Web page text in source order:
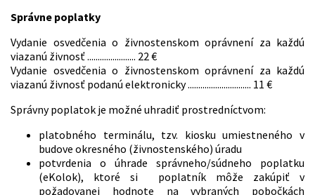
Správne poplatky
Vydanie osvedčenia o živnostenskom oprávnení za každú
viazanú živnosť ....................... 22 €
Vydanie osvedčenia o živnostenskom oprávnení za každú
viazanú živnosť podanú elektronicky .............................. 11 €
Správny poplatok je možné uhradiť prostredníctvom:
platobného terminálu, tzv. kiosku umiestneného v
budove okresného (živnostenského) úradu
potvrdenia o úhrade správneho/súdneho poplatku
(eKolok), ktoré si poplatník môže zakúpiť v
požadovanej hodnote na vybraných pobočkách